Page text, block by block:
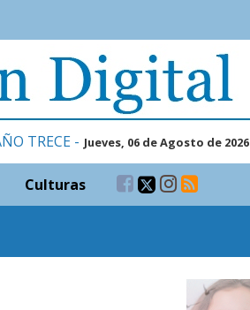
TRECE - Jueves, 06 de Agosto de 2026
Culturas